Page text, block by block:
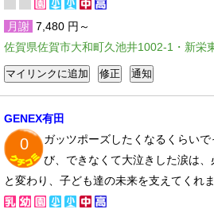
月謝 7,480 円～
佐賀県佐賀市大和町久池井1002-1・新栄
GENEX有田
0
ガッツポーズしたくなるくらいで
び、できなくて大泣きした涙は、
と変わり、子ども達の未来を支えてくれま